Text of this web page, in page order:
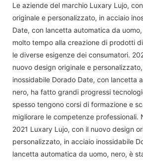
Le aziende del marchio Luxary Lujo,
originale e personalizzato, in acciaio
Date, con lancetta automatica da
molto tempo alla creazione di prodotti
le diverse esigenze dei consumatori.
nuovo design originale e
inossidabile Dorado Date, con lancetta
nero, ha fatto grandi progressi
spesso tengono corsi di formazione e
migliorare le competenze professionali.
2021 Luxary Lujo, con il nuovo design
personalizzato, in acciaio inossidabile
lancetta automatica da uomo, nero, è